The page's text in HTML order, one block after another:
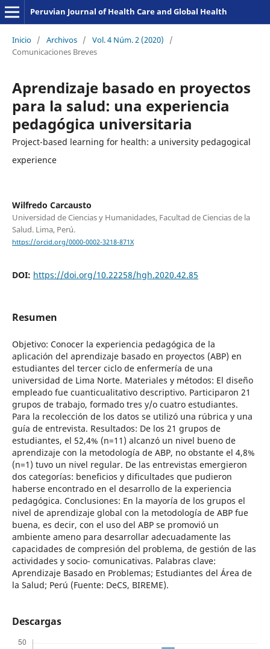
Peruvian Journal of Health Care and Global Health
Inicio / Archivos / Vol. 4 Núm. 2 (2020)
/
Comunicaciones Breves
Aprendizaje basado en proyectos
para la salud: una experiencia
pedagógica universitaria
Project-based learning for health: a university pedagogical
experience
Wilfredo Carcausto
Universidad de Ciencias y Humanidades, Facultad de Ciencias de la
Salud. Lima, Perú.
https://orcid.org/0000-0002-3218-871X
DOI: https://doi.org/10.22258/hgh.2020.42.85
Resumen
Objetivo: Conocer la experiencia pedagógica de la
aplicación del aprendizaje basado en proyectos (ABP) en
estudiantes del tercer ciclo de enfermería de una
universidad de Lima Norte. Materiales y métodos: El diseño
empleado fue cuanticualitativo descriptivo. Participaron 21
grupos de trabajo, formado tres y/o cuatro estudiantes.
Para la recolección de los datos se utilizó una rúbrica y una
guía de entrevista. Resultados: De los 21 grupos de
estudiantes, el 52,4% (n=11) alcanzó un nivel bueno de
aprendizaje con la metodología de ABP, no obstante el 4,8%
(n=1) tuvo un nivel regular. De las entrevistas emergieron
dos categorías: beneficios y dificultades que pudieron
haberse encontrado en el desarrollo de la experiencia
pedagógica. Conclusiones: En la mayoría de los grupos el
nivel de aprendizaje global con la metodología de ABP fue
buena, es decir, con el uso del ABP se promovió un
ambiente ameno para desarrollar adecuadamente las
capacidades de compresión del problema, de gestión de las
actividades y socio- comunicativas. Palabras clave:
Aprendizaje Basado en Problemas; Estudiantes del Área de
la Salud; Perú (Fuente: DeCS, BIREME).
Descargas